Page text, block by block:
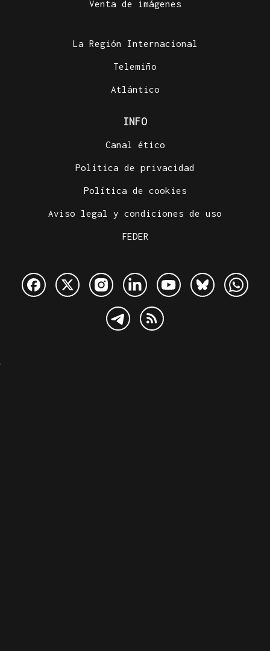
Venta de imágenes
La Región Internacional
Telemiño
Atlántico
INFO
Canal ético
Política de privacidad
Política de cookies
Aviso legal y condiciones de uso
FEDER